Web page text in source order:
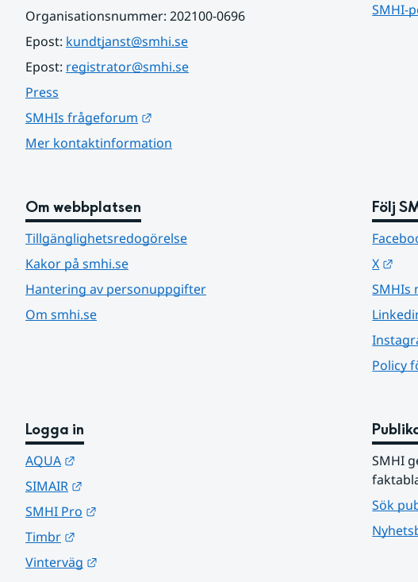
Organisationsnummer: 202100-0696
Epost: kundtjanst@smhi.se
Epost: registrator@smhi.se
Press
SMHIs frågeforum
Mer kontaktinformation
SMHI-
Om webbplatsen
Tillgänglighetsredogörelse
Kakor på smhi.se
Hantering av personuppgifter
Om smhi.se
Följ
X
SMHIs
Policy
Logga in
AQUA
SIMAIR
SMHI Pro
Timbr
Vinterväg
SMHI
Sök